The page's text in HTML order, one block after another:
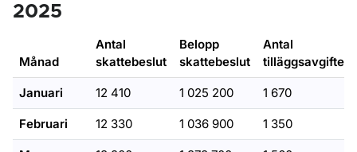
2025
Månad
Antal
skattebeslut
Belopp
skattebeslut
Antal
tilläggsavgifter
Januari 12 410 1 025 200 1 670
Februari 12 330 1 036 900 1 350